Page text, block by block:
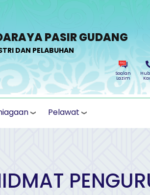
PASIR GUDANG
DAN PELABUHAN
Soalan
Lazim
Pelawat